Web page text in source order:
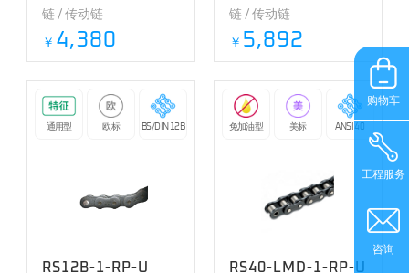
链 / 传动链
￥ 4,380
链 / 传动链
￥ 5,892
通用型 欧标 BS/DIN 12B
RS12B-1-RP-U
免加油型 美标 ANSI 40
RS40-LMD-1-RP-U
购物车
工程服务
咨询